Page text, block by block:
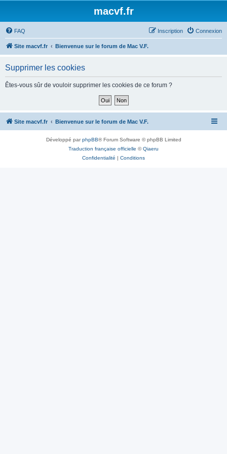
macvf.fr
FAQ Connexion
Inscription
Site macvf.fr Bienvenue sur le forum de Mac V.F.
Supprimer les cookies
Êtes-vous sûr de vouloir supprimer les cookies de ce forum ?
Site macvf.fr Bienvenue sur le forum de Mac V.F.
Développé parphpBB® Forum Software © phpBB Limited
Traduction française officielle ©Qiaeru
Confidentialité | Conditions